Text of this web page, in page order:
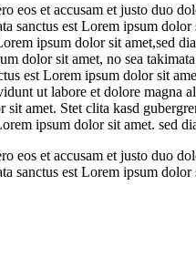
eos et accusam et justo duo
sanctus est Lorem ipsum dolor
ipsum dolor sit amet,sed
dolor sit amet, no sea
est Lorem ipsum dolor sit
ut labore et dolore magna
amet. Stet clita kasd
ipsum dolor sit amet. sed
eos et accusam et justo duo
sanctus est Lorem ipsum dolor